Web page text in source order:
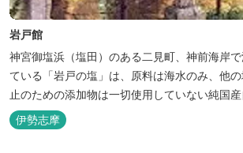
岩戸館
神宮御塩浜（塩田）のある二見町、神前海岸
ている「岩戸の塩」は、原料は海水のみ、他
止のための添加物は一切使用していない純国産
伊勢志摩